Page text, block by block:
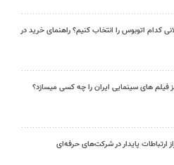
کدام اتوبوس را انتخاب کنیم؟ راهنمای خرید در
های سینمایی ایران را چه کسی میسازد؟
ارتباطات پایدار در شرکت‌های حرفه‌ای